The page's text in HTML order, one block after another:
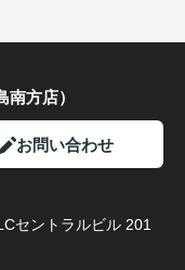
方店）
お問い合わせ
セントラルビル 201